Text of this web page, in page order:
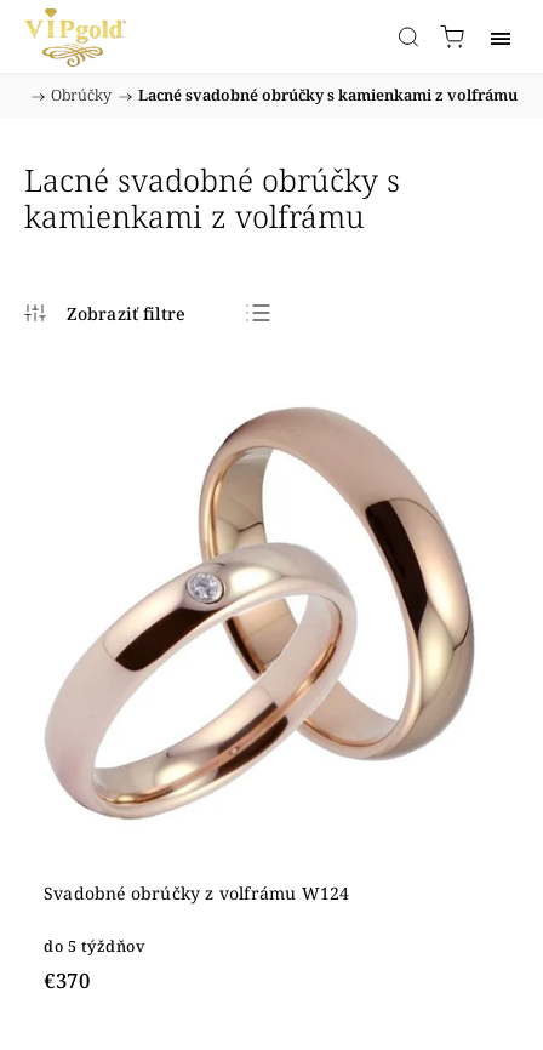
/ Obrúčky / Lacné svadobné obrúčky s kamienkami z volfrámu
Lacné svadobné obrúčky s
kamienkami z volfrámu
Najdrahšie
Abecedne
Svadobné obrúčky z volfrámu W124
do 5 týždňov
€370